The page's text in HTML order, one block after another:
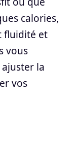
calories,
fluidité et
vous
la
vos